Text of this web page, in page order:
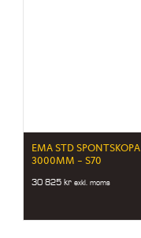
EMA STD SPONTSKOPA
3000MM – S70
30 825kr exkl. moms